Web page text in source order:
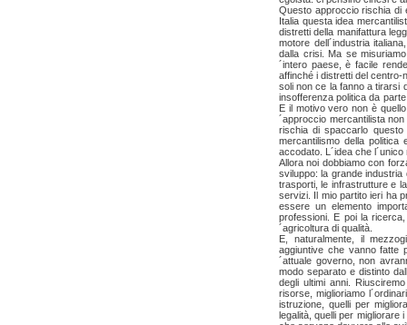
Questo approccio rischia di
Italia questa idea
distretti della manifattura
motore dell´industria
dalla crisi. Ma se
´intero paese, è facile
affinché i distretti del centro-
soli non ce la fanno a tirarsi
insofferenza politica da
E il motivo vero non è
´approccio mercantilista
rischia di spaccarlo
mercantilismo della
accodato. L´idea che
Allora noi dobbiamo con
sviluppo: la grande industria
trasporti, le infrastrutture e
servizi. Il mio partito ieri ha
essere un elemento
professioni. E poi la
´agricoltura di qualità.
E, naturalmente, il
aggiuntive che vanno fatte
´attuale governo, non
modo separato e distinto
degli ultimi anni.
risorse, miglioriamo
istruzione, quelli per
legalità, quelli per migliorare